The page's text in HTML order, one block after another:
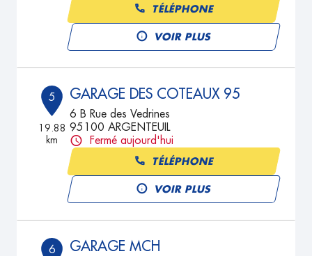
TÉLÉPHONE
VOIR PLUS
5
19.88
km
GARAGE DES COTEAUX 95
6 B Rue des Vedrines
95100 ARGENTEUIL
Fermé aujourd'hui
TÉLÉPHONE
VOIR PLUS
6 GARAGE MCH